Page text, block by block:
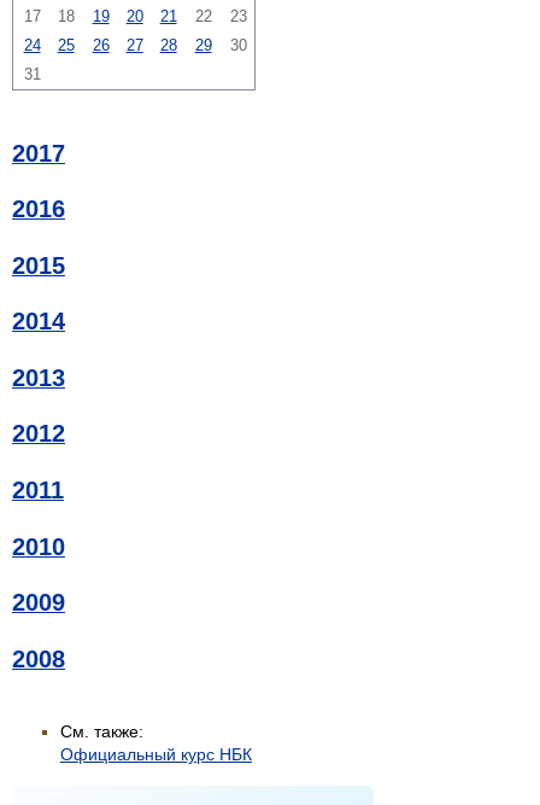
17
18 19 20 21 22
23
24
25 26 27 28 29
30
31
2017
2016
2015
2014
2013
2012
2011
2010
2009
2008
См. также:
Официальный курс НБК